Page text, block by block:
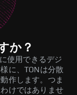
か？
使用できるデジ
に、TONは分散
作します。つま
けではありませ